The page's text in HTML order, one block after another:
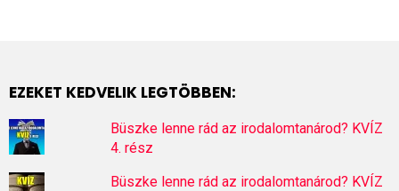
EZEKET KEDVELIK LEGTÖBBEN:
Büszke lenne rád az irodalomtanárod? KVÍZ
4. rész
Büszke lenne rád az irodalomtanárod? KVÍZ